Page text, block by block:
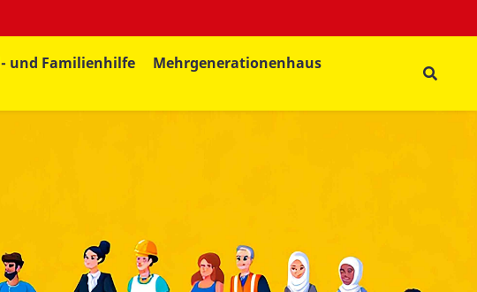
und Familienhilfe
Mehrgenerationenhaus